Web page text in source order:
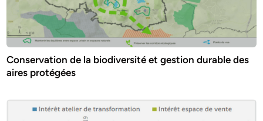
Conservation de la biodiversité et gestion durable des
aires protégées